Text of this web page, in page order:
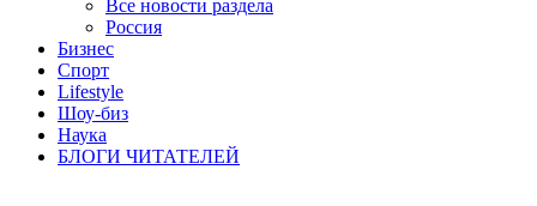
Все новости раздела
Россия
Бизнес
Спорт
Lifestyle
Шоу-биз
Наука
БЛОГИ ЧИТАТЕЛЕЙ